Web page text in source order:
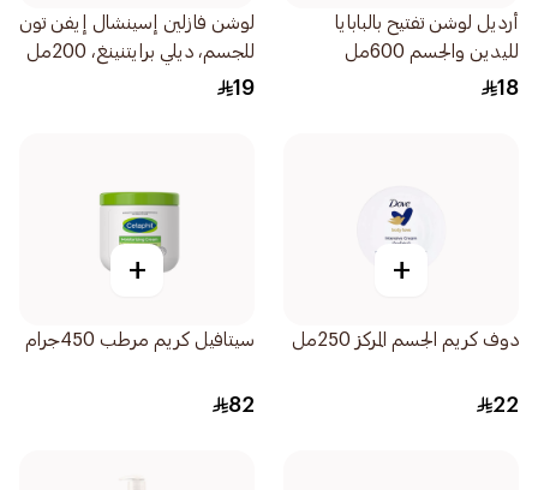
أرديل لوشن تفتيح بالبابايا
لليدين والجسم 600مل
18
لوشن فازلين إسينشال إيفن تون
للجسم، ديلي برايتنينغ، 200مل
19
+
دوف كريم الجسم المركز 250مل
22
+
سيتافيل كريم مرطب 450جرام
82